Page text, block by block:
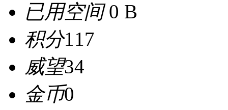
已用空间0 B
积分117
威望34
金币0